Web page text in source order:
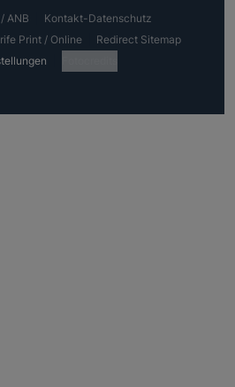
ANB
Kontakt-Datenschutz
Print / Online
Redirect Sitemap